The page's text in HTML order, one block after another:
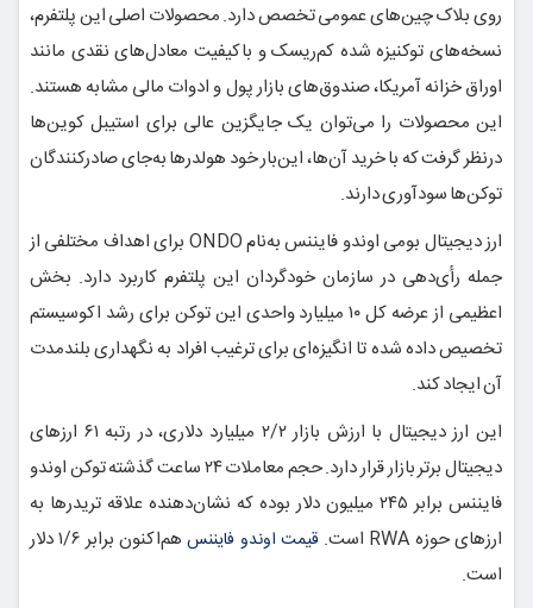
روی بلاک چین‌های عمومی تخصص دارد. محصولات اصلی این پلتفرم،
نسخه‌های توکنیزه شده کم‌ریسک و باکیفیت معادل‌های نقدی مانند
اوراق خزانه آمریکا، صندوق‌های بازار پول و ادوات مالی مشابه هستند.
این محصولات را می‌توان یک جایگزین عالی برای استیبل کوین‌ها
درنظر گرفت که با خرید آن‌ها، این‌بار خود هولدرها به‌جای صادرکنندگان
توکن‌ها سودآوری دارند.
ارز دیجیتال بومی اوندو فایننس به‌نام ONDO برای اهداف مختلفی از
جمله رأی‌دهی در سازمان خودگردان این پلتفرم کاربرد دارد. بخش
اعظیمی از عرضه کل ۱۰ میلیارد واحدی این توکن برای رشد اکوسیستم
تخصیص داده شده تا انگیزه‌ای برای ترغیب افراد به نگهداری بلندمدت
آن ایجاد کند.
این ارز دیجیتال با ارزش بازار ۲/۲ میلیارد دلاری، در رتبه ۶۱ ارزهای
دیجیتال برتر بازار قرار دارد. حجم معاملات ۲۴ ساعت گذشته توکن اوندو
فایننس برابر ۲۴۵ میلیون دلار بوده که نشان‌دهنده علاقه تریدرها به
ارزهای حوزه RWA است.
قیمت اوندو فایننس
هم‌اکنون برابر ۱/۶ دلار
است.